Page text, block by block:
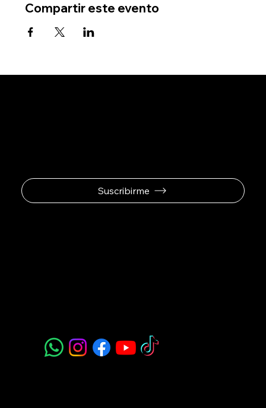
Compartir este evento
Suscribirme